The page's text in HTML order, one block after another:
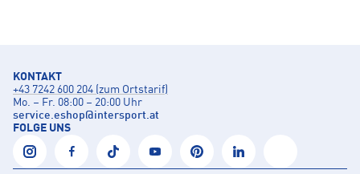
KONTAKT
+43 7242 600 204 (zum Ortstarif)
Mo. – Fr. 08:00 – 20:00 Uhr
service.eshop@intersport.at
FOLGE UNS